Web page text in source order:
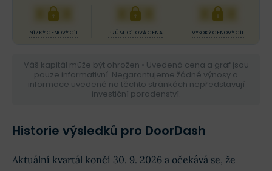
XXX
NÍZKÝ CENOVÝ CÍL
XXX
PRŮM. CÍLOVÁ CENA
XXX
VYSOKÝ CENOVÝ CÍL
Váš kapitál může být ohrožen • Uvedená cena a graf jsou
pouze informativní. Negarantujeme žádné výnosy a
informace uvedené na těchto stránkách nepředstavují
investiční poradenství.
Historie výsledků pro DoorDash
Aktuální kvartál končí 30. 9. 2026 a očekává se, že